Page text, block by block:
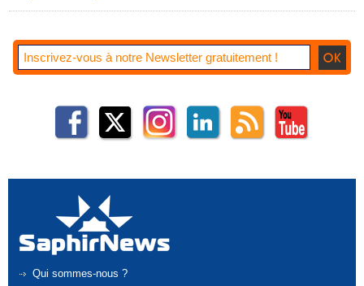
Qui sommes-nous ?